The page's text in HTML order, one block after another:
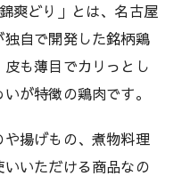
爽どり」とは、名古屋
自で開発した銘柄鶏
も薄目でカリっとし
が特徴の鶏肉です。
揚げもの、煮物料理
いただける商品なの